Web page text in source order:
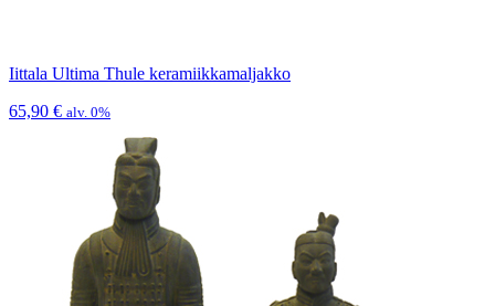
Iittala Ultima Thule keramiikkamaljakko
65,90 € alv. 0%